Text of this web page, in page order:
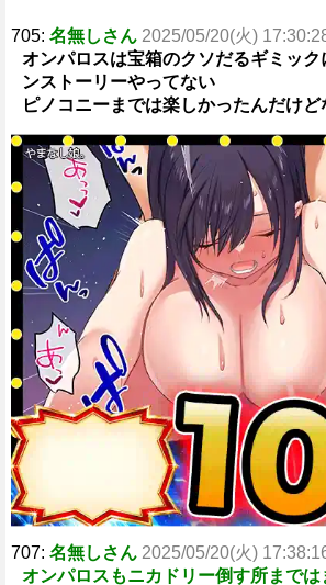
705: 名無しさん 2025/05/20(火)
オンパロスは宝箱のクソだるギミック
ンストーリーやってない
ピノコニーまでは楽しかったんだけど
707: 名無しさん 2025/05/20(火)
オンパロスもニカドリー倒す所までは